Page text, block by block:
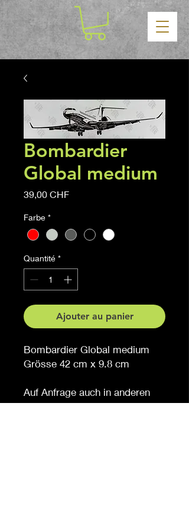
Bombardier
Global medium
39,00 CHFPrix
Farbe *
Quantité *
Ajouter au panier
Bombardier Global medium
Grösse 42 cm x 9.8 cm
Auf Anfrage auch in anderen
Grössen erhältlich